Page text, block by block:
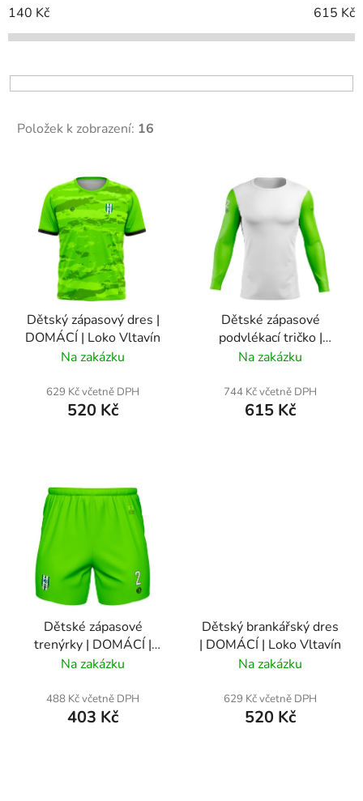
í
p
o
d
u
140 Kč 615 Kč
Položek k zobrazení: 16
Dětský zápasový dres |
DOMÁCÍ | Loko Vltavín
Na zakázku
629 Kč včetně DPH
520 Kč
Dětské zápasové
podvlékací tričko |
DOMÁCÍ | Loko Vltavín
Na zakázku
744 Kč včetně DPH
615 Kč
Dětské zápasové
trenýrky | DOMÁCÍ |
Loko Vltavín
Na zakázku
488 Kč včetně DPH
403 Kč
Dětský brankářský dres
| DOMÁCÍ | Loko Vltavín
Na zakázku
629 Kč včetně DPH
520 Kč